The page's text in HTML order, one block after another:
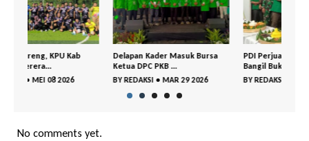
Delapan Kader Masuk Bursa
Ketua DPC PKB ...
BYREDAKSI • MAR 29 2026
PDI Perjuangan– GP Ansor
Bangil Buka P...
BYREDAKSI • MAR 18 2026
No comments yet.